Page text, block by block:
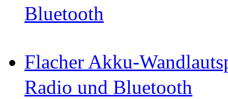
Bluetooth
Flacher Akku-
Radio und Bluetooth